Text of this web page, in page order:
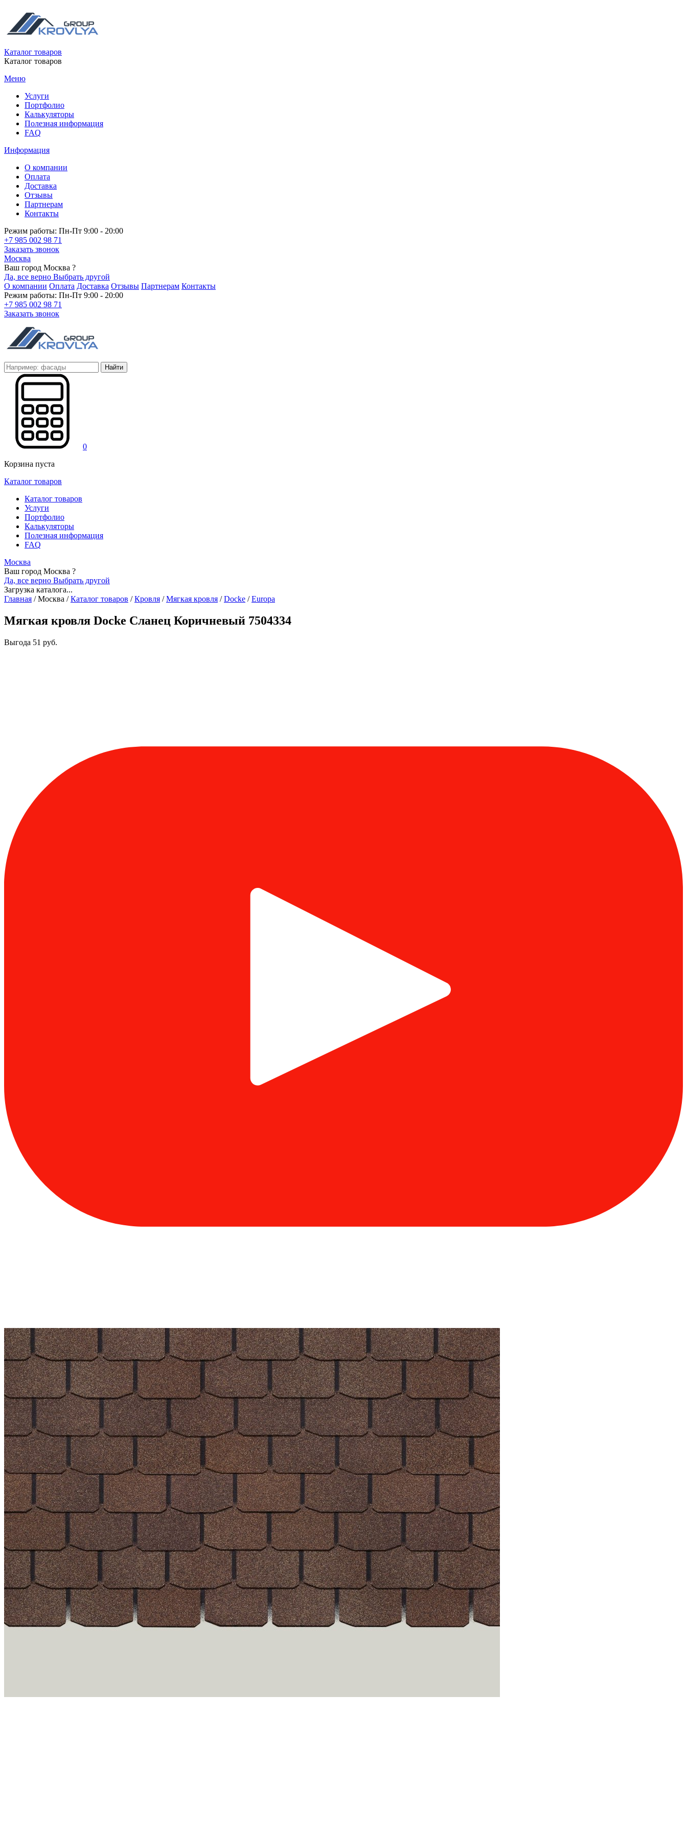
Каталог товаров
Каталог товаров
Меню
Услуги
Портфолио
Калькуляторы
Полезная информация
FAQ
Информация
О компании
Оплата
Доставка
Отзывы
Партнерам
Контакты
Режим работы: Пн-Пт 9:00 - 20:00
+7 985 002 98 71
Заказать звонок
Москва
Ваш город Москва ?
Да, все верно Выбрать другой
О компании Оплата Доставка Отзывы Партнерам Контакты
Режим работы: Пн-Пт 9:00 - 20:00
+7 985 002 98 71
Заказать звонок
Найти
0
Корзина пуста
Каталог товаров
Каталог товаров
Услуги
Портфолио
Калькуляторы
Полезная информация
FAQ
Москва
Ваш город Москва ?
Да, все верно Выбрать другой
Загрузка каталога...
Главная /Москва / Каталог товаров / Кровля / Мягкая кровля / Docke / Europa
Мягкая кровля Docke Сланец Коричневый 7504334
Выгода 51 руб.